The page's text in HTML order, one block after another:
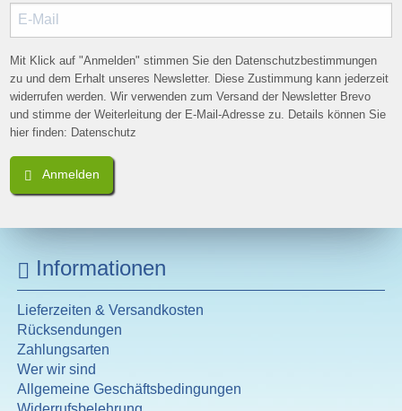
Mit Klick auf "Anfrage stellen" stimmen Sie den
Datenschutz
Anfrage stellen
Mit Klick auf "Anmelden" stimmen Sie den Datenschutzbestimmungen
zu und dem Erhalt unseres Newsletter. Diese Zustimmung kann jederzeit
widerrufen werden. Wir verwenden zum Versand der Newsletter Brevo
und stimme der Weiterleitung der E-Mail-Adresse zu. Details können Sie
hier finden: Datenschutz
Anmelden
Informationen
Lieferzeiten & Versandkosten
Rücksendungen
Zahlungsarten
Wer wir sind
Allgemeine Geschäftsbedingungen